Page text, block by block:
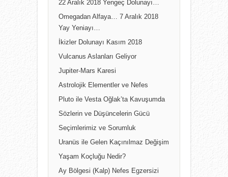
22 Aralık 2018 Yengeç Dolunayı…
Omegadan Alfaya… 7 Aralık 2018
Yay Yeniayı…
İkizler Dolunayı Kasım 2018
Vulcanus Aslanları Geliyor
Jupiter-Mars Karesi
Astrolojik Elementler ve Nefes
Pluto ile Vesta Oğlak’ta Kavuşumda
Sözlerin ve Düşüncelerin Gücü
Seçimlerimiz ve Sorumluk
Uranüs ile Gelen Kaçınılmaz Değişim
Yaşam Koçluğu Nedir?
Ay Bölgesi (Kalp) Nefes Egzersizi